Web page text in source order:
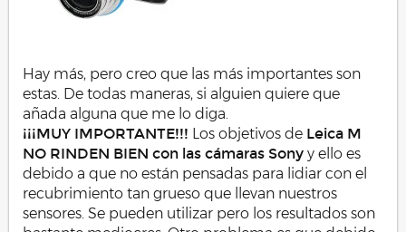
Hay más, pero creo que las más importantes son
estas. De todas maneras, si alguien quiere que
añada alguna que me lo diga.
¡¡¡MUY IMPORTANTE!!! Los objetivos de Leica M
NO RINDEN BIEN con las cámaras Sony y ello es
debido a que no están pensadas para lidiar con el
recubrimiento tan grueso que llevan nuestros
sensores. Se pueden utilizar pero los resultados son